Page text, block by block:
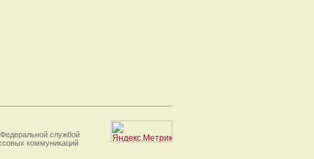
службой
коммуникаций